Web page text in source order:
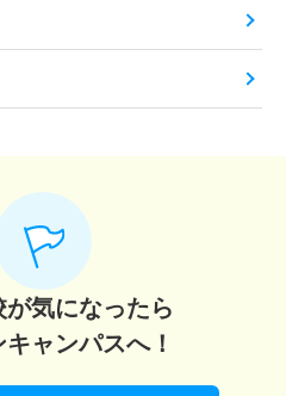
が気になったら
ャンパスへ！